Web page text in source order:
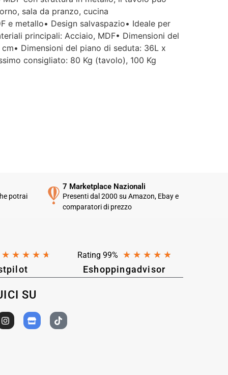
sala da pranzo, cucina
e metallo• Design salvaspazio• Ideale per
principali: Acciaio, MDF• Dimensioni del
Dimensioni del piano di seduta: 36L x
consigliato: 80 Kg (tavolo), 100 Kg
potrai
7 Marketplace Nazionali
Presenti dal 2000 su Amazon, Ebay e
comparatori di prezzo
★ ★ ★ ★ ★ Rating 99% ★ ★ ★ ★ ★
Eshoppingadvisor
SU